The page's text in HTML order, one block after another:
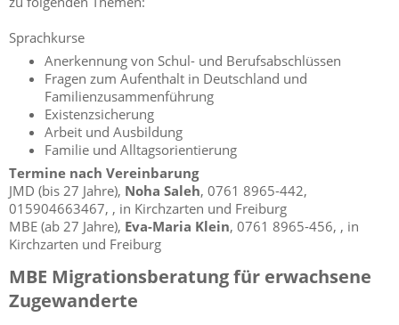
Sprachkurse
Anerkennung von Schul- und Berufsabschlüssen
Fragen zum Aufenthalt in Deutschland und
Familienzusammenführung
Existenzsicherung
Arbeit und Ausbildung
Familie und Alltagsorientierung
Termine nach Vereinbarung
JMD (bis 27 Jahre), Noha Saleh, 0761 8965-442,
015904663467, , in Kirchzarten und Freiburg
MBE (ab 27 Jahre), Eva-Maria Klein, 0761 8965-456, , in
Kirchzarten und Freiburg
MBE Migrationsberatung für erwachsene
Zugewanderte